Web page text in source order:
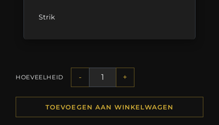
Strik
HOEVEELHEID - +
TOEVOEGEN AAN WINKELWAGEN